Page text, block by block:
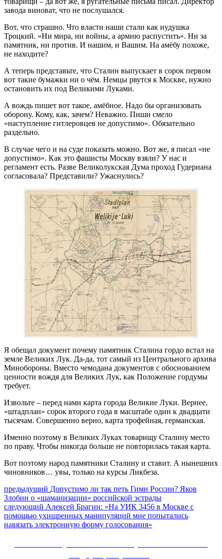
завода виноват, что не послушался.
Вот, что страшно. Что власти наши стали как иудушка
Троцкий. «Ни мира, ни войны, а армию распустить». Ни за
памятник, ни против. И нашим, и Вашим. На амёбу похоже,
не находите?
А теперь представьте, что Сталин выпускает в сорок первом
вот такие бумажки ни о чём. Немцы рвутся к Москве, нужно
остановить их под Великими Луками.
А вождь пишет вот такое, амёбное. Надо бы организовать
оборону. Кому, как, зачем? Неважно. Пиши смело
«наступление гитлеровцев не допустимо». Обязательно
раздельно.
В случае чего и на суде показать можно. Вот же, я писал «не
допустимо». Как это фашисты Москву взяли? У нас и
регламент есть. Разве Великолукская Дума проход Гудериана
согласовала? Представили? Ужаснулись?
Я обещал документ почему памятник Сталина гордо встал на
земле Великих Лук. Да-да, тот самый из Центрального архива
Минобороны. Вместо чемодана документов с обоснованием
ценности вождя для Великих Лук, как Положение гордумы
требует.
Извольте – перед нами карта города Великие Луки. Вернее,
«штадплан» сорок второго года в масштабе один к двадцати
тысячам. Совершенно верно, карта трофейная, германская.
Именно поэтому в Великих Луках товарищу Сталину место
по праву. Чтобы никогда больше не повторилась такая карта.
Вот поэтому народ памятники Сталину и ставит. А нынешних
чиновников… увы, только на курсы Ликбеза.
Навигация
по
записям
предыдущий Предыдущий
пост:
Допустимо ли так петь Гимн России? Яков
Злобин о «шаманизации» российской эстрады
следующий Следующее
сообщение:
Алексей Брагин: «На УИК 3456 в Москве с
помощью ухищренных манипуляций мне попытались
навязать электронную форму голосования»